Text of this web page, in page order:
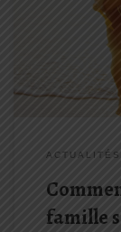
petits conflits en
atmosphère
ACTUALITÉS
famille